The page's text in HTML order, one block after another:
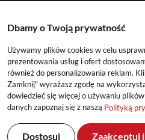
Konto
Dbamy o Twoją prywatność
Używamy plików cookies w celu
prezentowania usług i ofert
również do personalizowania reklam.
Zamknij" wyrażasz zgodę na
dowiedzieć się więcej o używaniu
danych zapoznaj się z naszą Polityką
Dostosuj Zaakceptuj